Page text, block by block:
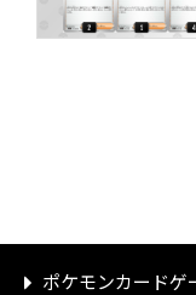
ポケモンカードゲ